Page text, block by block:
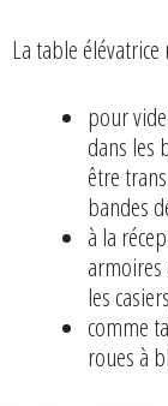
La table
pour
dans les
être
bandes
à la
les
comme
roues à